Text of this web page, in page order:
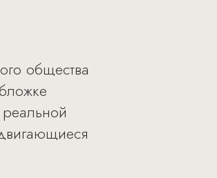
общества